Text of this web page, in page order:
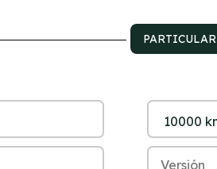
PARTICULAR